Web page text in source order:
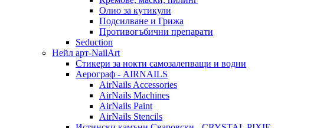
Олио за кутикули
Подсилване и Грижа
Противогъбични препарати
Seduction
Нейл арт-NailArt
Стикери за нокти самозалепващи и водни
Аерограф - AIRNAILS
AirNails Accessories
AirNails Machines
AirNails Paint
AirNails Stencils